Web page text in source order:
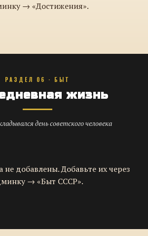
→ «Достижения».
РАЗДЕЛ 06 · БЫТ
жизнь
день советского человека
не добавлены. Добавьте их через
→ «Быт СССР».